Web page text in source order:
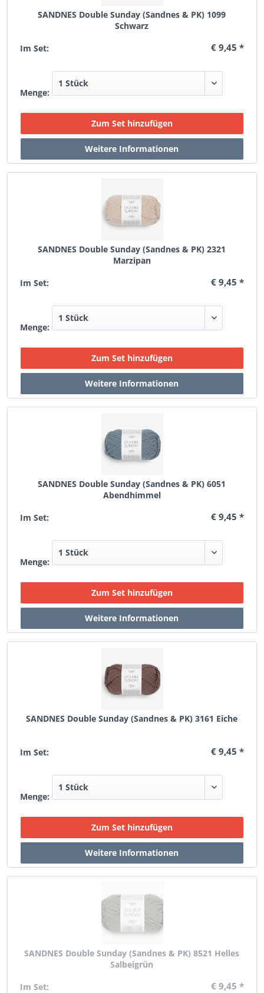
SANDNES Double Sunday (Sandnes & PK) 1099
Schwarz
Im Set:
€ 9,45 *
Menge:
SANDNES Double Sunday (Sandnes & PK) 2321
Marzipan
Im Set:
€ 9,45 *
Menge:
SANDNES Double Sunday (Sandnes & PK) 6051
Abendhimmel
Im Set:
€ 9,45 *
Menge:
SANDNES Double Sunday (Sandnes & PK) 3161 Eiche
Im Set: € 9,45 *
Menge:
SANDNES Double Sunday (Sandnes & PK) 8521 Helles
Salbeigrün
Im Set:
€ 9,45 *